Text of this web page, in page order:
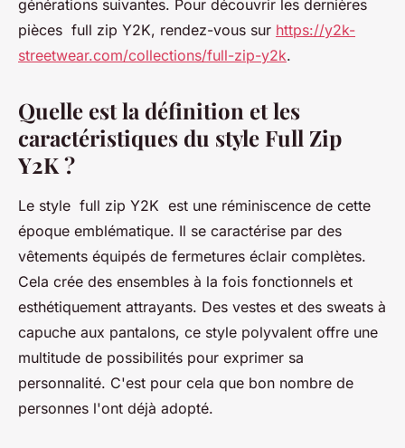
générations suivantes. Pour découvrir les dernières
pièces full zip Y2K, rendez-vous sur https://y2k-
streetwear.com/collections/full-zip-y2k.
Quelle est la définition et les
caractéristiques du style Full Zip
Y2K ?
Le style full zip Y2K est une réminiscence de cette
époque emblématique. Il se caractérise par des
vêtements équipés de fermetures éclair complètes.
Cela crée des ensembles à la fois fonctionnels et
esthétiquement attrayants. Des vestes et des sweats à
capuche aux pantalons, ce style polyvalent offre une
multitude de possibilités pour exprimer sa
personnalité. C'est pour cela que bon nombre de
personnes l'ont déjà adopté.